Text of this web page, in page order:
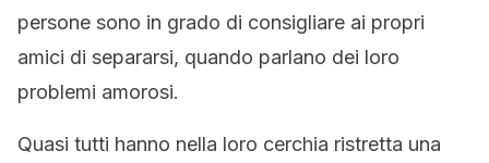
persone sono in grado di consigliare ai propri
amici di separarsi, quando parlano dei loro
problemi amorosi.
Quasi tutti hanno nella loro cerchia ristretta una